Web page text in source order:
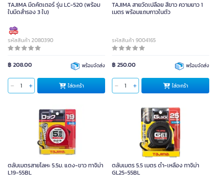
TAJIMA มีดคัตเตอร์ รุ่น LC-520 (พร้อม
ใบมีดสำรอง 3 ใบ)
รหัสสินค้า 2080390
฿ 208.00 พร้อมจัดส่ง
ใส่ตะกร้า
TAJIMA สายวัดเปลือย สีขาว ความยาว 1
เมตร พร้อมแถบกาวในตัว
รหัสสินค้า 9004165
฿ 250.00 พร้อมจัดส่ง
ใส่ตะกร้า
ตลับเมตรสายโลหะ 5.5ม. แดง-ขาว ทาจิม่า
L19-55BL
ตลับเมตร 5.5 เมตร ดำ-เหลือง ทาจิม่า
GL25-55BL